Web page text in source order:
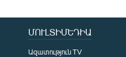
ՄՈՒԼՏԻՄԵԴԻԱ
Ազատություն TV